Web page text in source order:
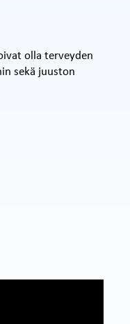
olla terveyden
sekä juuston